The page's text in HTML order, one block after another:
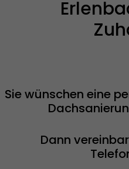
Sie wünschen eine
Dann